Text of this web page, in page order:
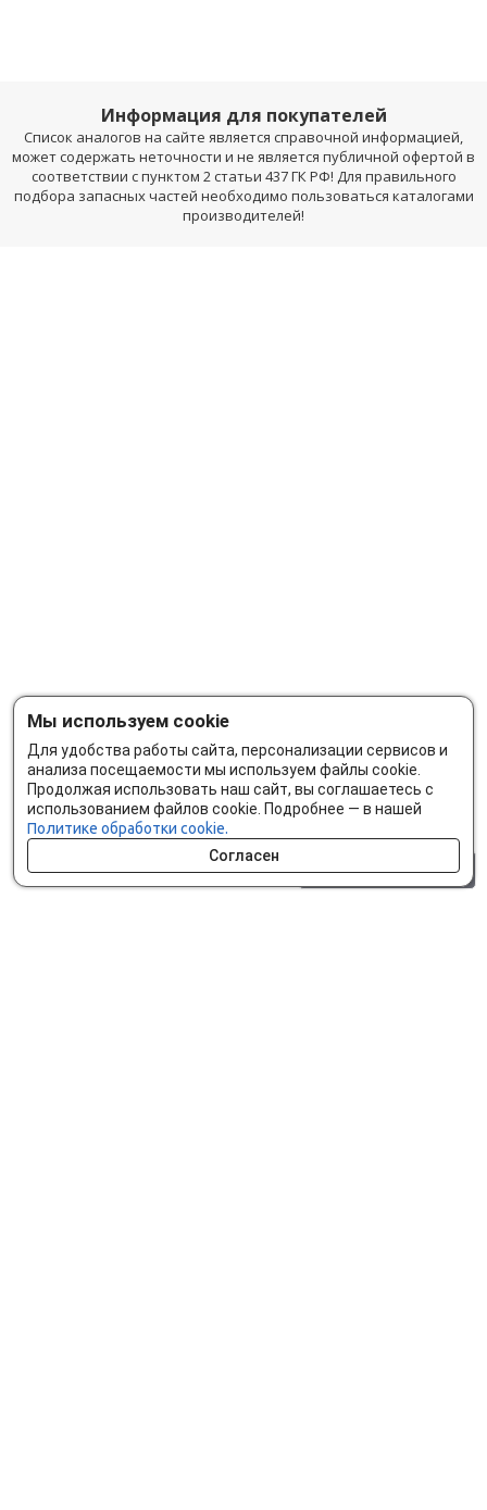
Информация для покупателей
Список аналогов на сайте является справочной информацией,
может содержать неточности и не является публичной офертой в
соответствии с пунктом 2 статьи 437 ГК РФ! Для правильного
подбора запасных частей необходимо пользоваться каталогами
производителей!
Мы используем cookie
Для удобства работы сайта, персонализации сервисов и
анализа посещаемости мы используем файлы cookie.
Продолжая использовать наш сайт, вы соглашаетесь с
использованием файлов cookie. Подробнее — в нашей
Политике обработки cookie.
Согласен